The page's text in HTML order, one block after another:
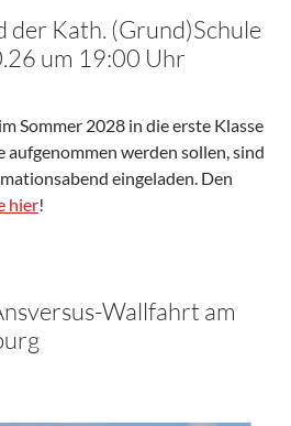
der Kath. (Grund)Schule
um 19:00 Uhr
Sommer 2028 in die erste Klasse
aufgenommen werden sollen, sind
eingeladen. Den
hier!
Wallfahrt am